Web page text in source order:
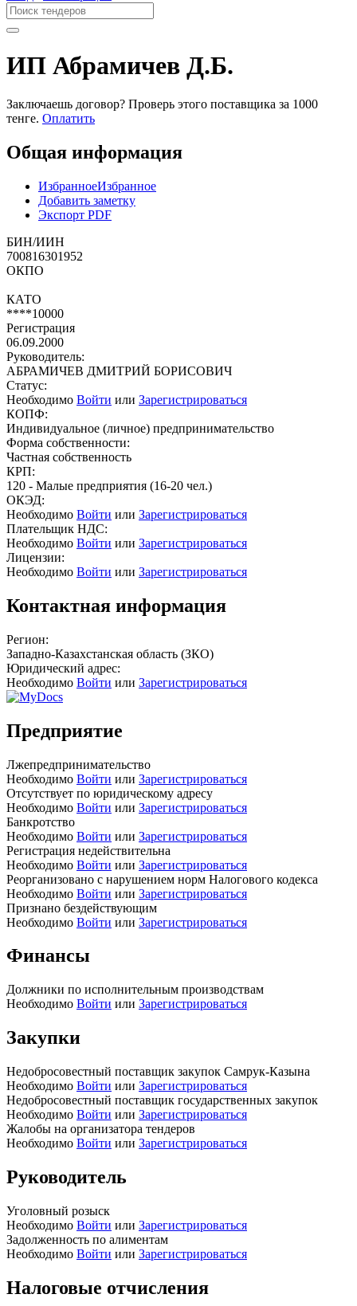
ИП Абрамичев Д.Б.
Заключаешь договор? Проверь этого поставщика за 1000
тенге. Оплатить
Общая информация
ИзбранноеИзбранное
Добавить заметку
Экспорт PDF
БИН/ИИН
700816301952
ОКПО
КАТО
****10000
Регистрация
06.09.2000
Руководитель:
АБРАМИЧЕВ ДМИТРИЙ БОРИСОВИЧ
Статус:
Необходимо Войти или Зарегистрироваться
КОПФ:
Индивидуальное (личное) предпринимательство
Форма собственности:
Частная собственность
КРП:
120 - Малые предприятия (16-20 чел.)
ОКЭД:
Необходимо Войти или Зарегистрироваться
Плательщик НДС:
Необходимо Войти или Зарегистрироваться
Лицензии:
Необходимо Войти или Зарегистрироваться
Контактная информация
Регион:
Западно-Казахстанская область (ЗКО)
Юридический адрес:
Необходимо Войти или Зарегистрироваться
Предприятие
Лжепредпринимательство
Необходимо Войти или Зарегистрироваться
Отсутствует по юридическому адресу
Необходимо Войти или Зарегистрироваться
Банкротство
Необходимо Войти или Зарегистрироваться
Регистрация недействительна
Необходимо Войти или Зарегистрироваться
Реорганизовано с нарушением норм Налогового кодекса
Необходимо Войти или Зарегистрироваться
Признано бездействующим
Необходимо Войти или Зарегистрироваться
Финансы
Должники по исполнительным производствам
Необходимо Войти или Зарегистрироваться
Закупки
Недобросовестный поставщик закупок Самрук-Казына
Необходимо Войти или Зарегистрироваться
Недобросовестный поставщик государственных закупок
Необходимо Войти или Зарегистрироваться
Жалобы на организатора тендеров
Необходимо Войти или Зарегистрироваться
Руководитель
Уголовный розыск
Необходимо Войти или Зарегистрироваться
Задолженность по алиментам
Необходимо Войти или Зарегистрироваться
Налоговые отчисления